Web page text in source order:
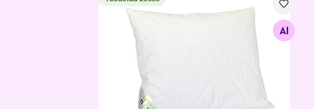
Bambuspadi 50x60 cm